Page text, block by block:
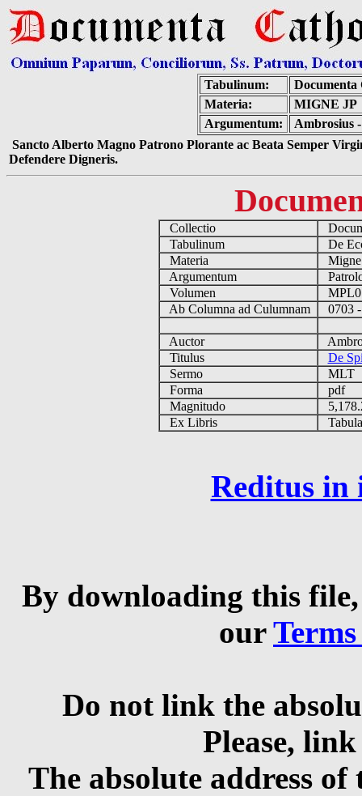
Tabulinum:
Documenta
Materia:
MIGNE JP
Argumentum:
Ambrosius
Sancto Alberto Magno Patrono Plorante ac Beata Semper
Defendere Digneris.
Collectio
Tabulinum
De
Materia
Argumentum
Volumen
Ab Columna ad Culumnam
0703
Auctor
Titulus
De
Sermo
MLT
Forma
pdf
Magnitudo
Ex Libris
Reditus in
By downloading this
our
Do not link the
Please,
The absolute address